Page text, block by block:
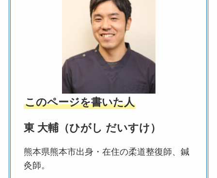
このページを書いた人
東 大輔（ひがし だいすけ）
熊本県熊本市出身・在住の柔道整復師、鍼
灸師。